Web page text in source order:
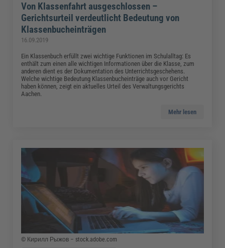
Von Klassenfahrt ausgeschlossen –
Gerichtsurteil verdeutlicht Bedeutung von
Klassenbucheinträgen
16.09.2019
Ein Klassenbuch erfüllt zwei wichtige Funktionen im Schulalltag: Es
enthält zum einen alle wichtigen Informationen über die Klasse, zum
anderen dient es der Dokumentation des Unterrichtsgeschehens.
Welche wichtige Bedeutung Klassenbucheinträge auch vor Gericht
haben können, zeigt ein aktuelles Urteil des Verwaltungsgerichts
Aachen.
Mehr lesen
© Кирилл Рыжов – stock.adobe.com